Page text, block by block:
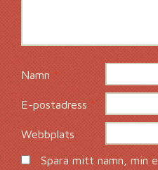
Namn*
E-postadress*
Webbplats
Spara mitt namn, min